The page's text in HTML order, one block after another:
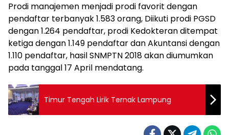
Prodi manajemen menjadi prodi favorit dengan
pendaftar terbanyak 1.583 orang, Diikuti prodi PGSD
dengan 1.264 pendaftar, prodi Kedokteran ditempat
ketiga dengan 1.149 pendaftar dan Akuntansi dengan
1.110 pendaftar, hasil SNMPTN 2018 akan diumumkan
pada tanggal 17 April mendatang.
Timur Tengah Lirik Ternak Lampung